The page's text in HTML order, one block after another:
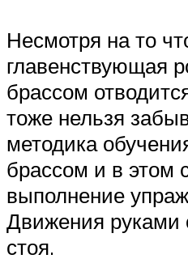
Несмотря на то
главенствующая
брассом
тоже нельзя
методика
брассом и в этом
выполнение
Движения руками
стоя.